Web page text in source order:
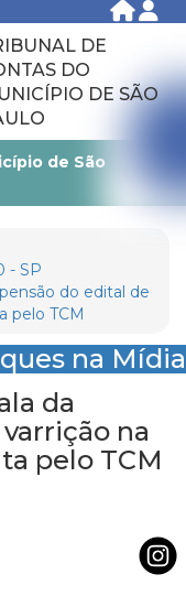
DE
DO
DE SÃO
de São
- SP
do edital de
pelo TCM
na Mídia
da
na
pelo TCM